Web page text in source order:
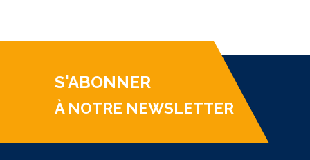
S'ABONNER
À NOTRE NEWSLETTER